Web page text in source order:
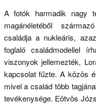
A fotók harmadik nagy
magánéletéből
családja a nukleáris,
foglaló családmodellel
viszonyok jellemezték,
kapcsolat fűzte. A közös
mivel a család több
tevékenysége. Eötvös